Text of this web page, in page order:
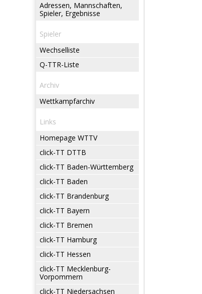
Adressen, Mannschaften,
Spieler, Ergebnisse
Spieler
Wechselliste
Q-TTR-Liste
Archiv
Wettkampfarchiv
Links
Homepage WTTV
click-TT DTTB
click-TT Baden-Württemberg
click-TT Baden
click-TT Brandenburg
click-TT Bayern
click-TT Bremen
click-TT Hamburg
click-TT Hessen
click-TT Mecklenburg-
Vorpommern
click-TT Niedersachsen